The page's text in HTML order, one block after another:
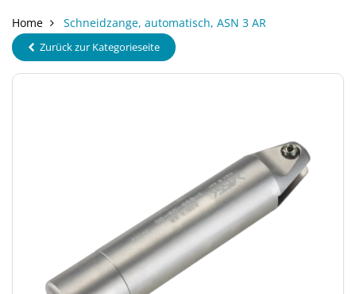
Home Schneidzange, automatisch, ASN 3 AR
Zurück zur Kategorieseite